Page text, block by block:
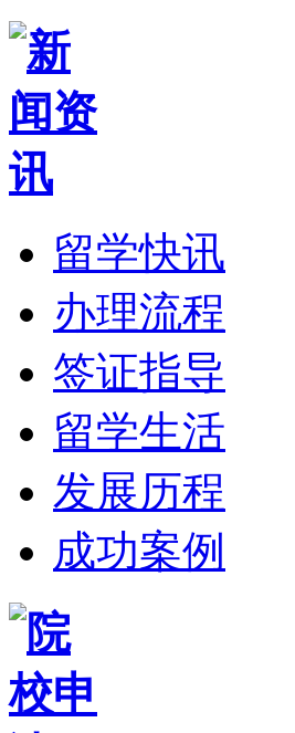
留学快讯
办理流程
签证指导
留学生活
发展历程
成功案例